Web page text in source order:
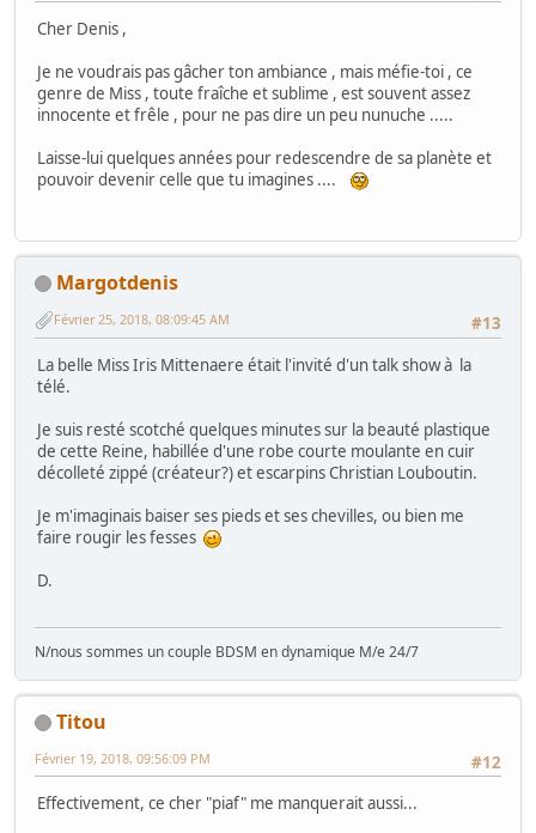
Cher Denis ,
Je ne voudrais pas gâcher ton ambiance , mais méfie-toi , ce
genre de Miss , toute fraîche et sublime , est souvent assez
innocente et frêle , pour ne pas dire un peu nunuche .....
Laisse-lui quelques années pour redescendre de sa planète et
pouvoir devenir celle que tu imagines ....
Margotdenis
#13
Février 25, 2018, 08:09:45 AM
La belle Miss Iris Mittenaere était l'invité d'un talk show à la
télé.
Je suis resté scotché quelques minutes sur la beauté plastique
de cette Reine, habillée d'une robe courte moulante en cuir
décolleté zippé (créateur?) et escarpins Christian Louboutin.
Je m'imaginais baiser ses pieds et ses chevilles, ou bien me
faire rougir les fesses
D.
N/nous sommes un couple BDSM en dynamique M/e 24/7
Titou
#12
Février 19, 2018, 09:56:09 PM
Effectivement, ce cher "piaf" me manquerait aussi...